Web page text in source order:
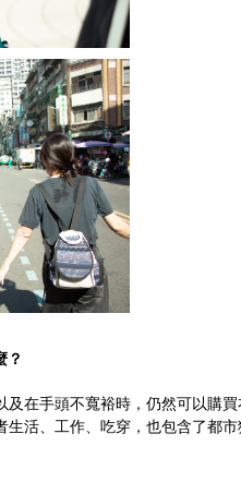
？
在手頭不寬裕時，仍然可以購
活、工作、吃穿，也包含了都市